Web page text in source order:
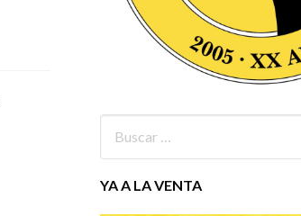
YA A LA VENTA